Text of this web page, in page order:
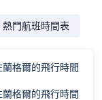
熱門航班時間表
格爾的飛行時間
格爾的飛行時間